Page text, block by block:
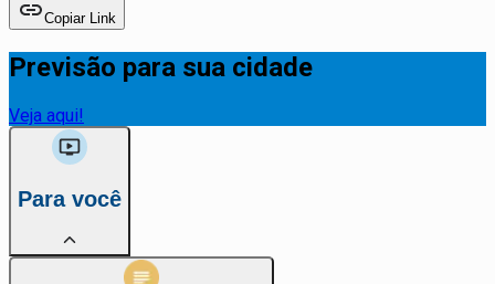
Copiar Link
Previsão para sua cidade
Veja aqui!
Para você